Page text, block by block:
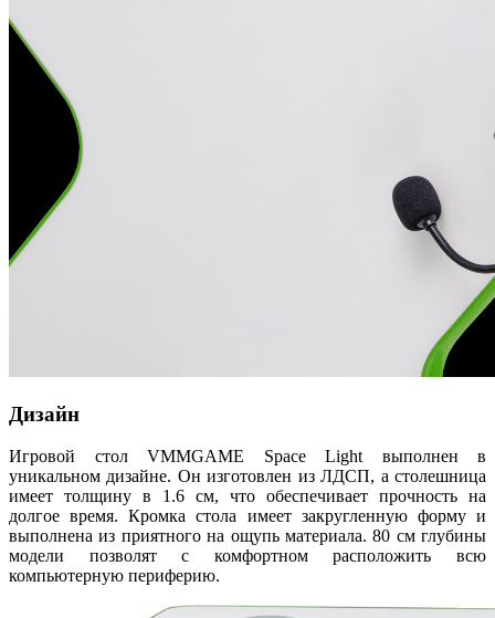
Дизайн
Игровой стол VMMGAME Space Light выполнен в
уникальном дизайне. Он изготовлен из ЛДСП, а столешница
имеет толщину в 1.6 см, что обеспечивает прочность на
долгое время. Кромка стола имеет закругленную форму и
выполнена из приятного на ощупь материала. 80 см глубины
модели позволят с комфортном расположить всю
компьютерную периферию.